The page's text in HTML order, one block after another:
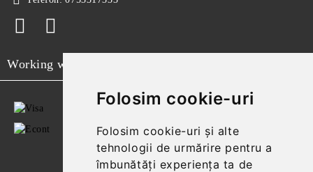
Folosim cookie-uri
Folosim cookie-uri și alte
tehnologii de urmărire pentru a
îmbunătăți experiența ta de
Working with